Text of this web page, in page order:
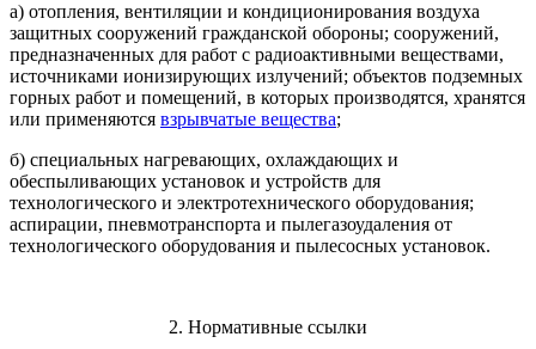
а) отопления, вентиляции и кондиционирования воздуха
защитных сооружений гражданской обороны; сооружений,
предназначенных для работ с радиоактивными веществами,
источниками ионизирующих излучений; объектов подземных
горных работ и помещений, в которых производятся, хранятся
или применяются взрывчатые вещества;
б) специальных нагревающих, охлаждающих и
обеспыливающих установок и устройств для
технологического и электротехнического оборудования;
аспирации, пневмотранспорта и пылегазоудаления от
технологического оборудования и пылесосных установок.
2. Нормативные ссылки